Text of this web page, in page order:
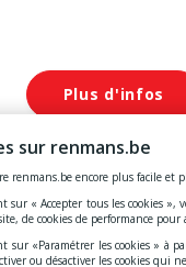
Plus d'infos
toutes les taxes,
- Confidentialité -
sur renmans.be
renmans.be encore plus facile et
sur « Accepter tous les cookies »,
de cookies de performance
sur «Paramétrer les cookies » à
ou désactiver les cookies qui